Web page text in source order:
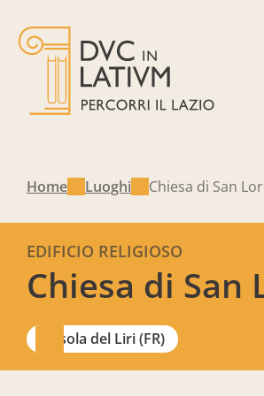
Home Luoghi Chiesa di San
Chiesa di
EDIFICIO RELIGIOSO
Isola del Liri (FR)